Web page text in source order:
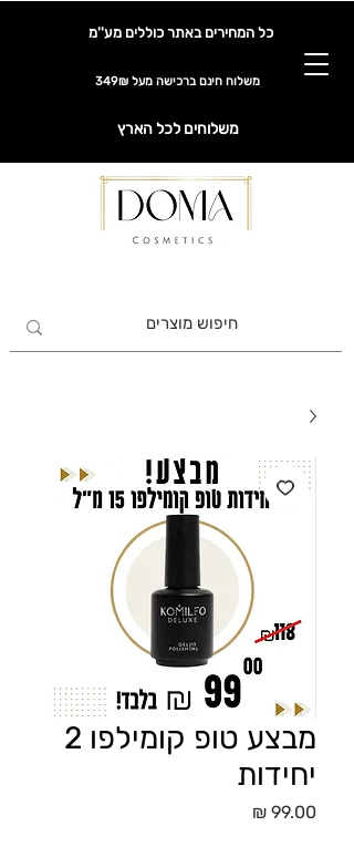
כל המחירים באתר כוללים מע''מ
משלוח חינם ברכישה מעל 349₪
משלוחים לכל הארץ
מבצע טופ קומילפו 2
יחידות